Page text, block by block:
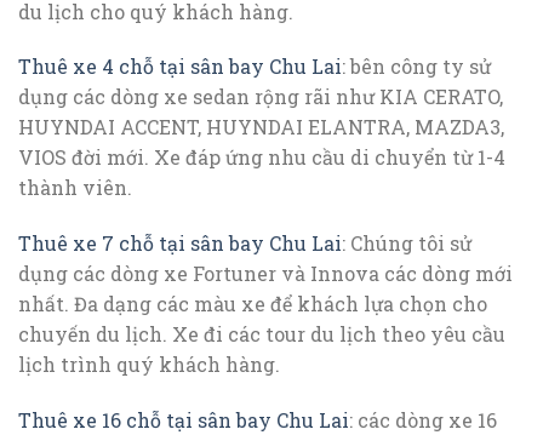
du lịch cho quý khách hàng.
Thuê xe 4 chỗ tại sân bay Chu Lai: bên công ty sử
dụng các dòng xe sedan rộng rãi như KIA CERATO,
HUYNDAI ACCENT, HUYNDAI ELANTRA, MAZDA3,
VIOS đời mới. Xe đáp ứng nhu cầu di chuyển từ 1-4
thành viên.
Thuê xe 7 chỗ tại sân bay Chu Lai: Chúng tôi sử
dụng các dòng xe Fortuner và Innova các dòng mới
nhất. Đa dạng các màu xe để khách lựa chọn cho
chuyến du lịch. Xe đi các tour du lịch theo yêu cầu
lịch trình quý khách hàng.
Thuê xe 16 chỗ tại sân bay Chu Lai: các dòng xe 16